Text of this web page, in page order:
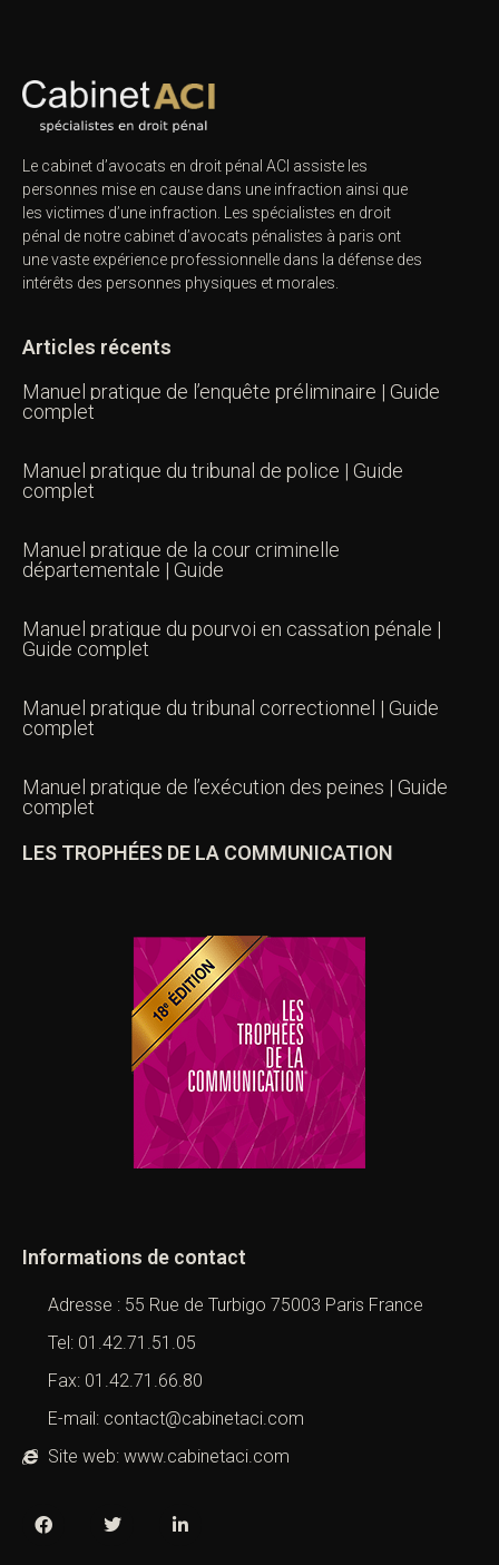
Le cabinet d’avocats en droit pénal ACI assiste les
personnes mise en cause dans une infraction ainsi que
les victimes d’une infraction. Les spécialistes en droit
pénal de notre cabinet d’avocats pénalistes à paris ont
une vaste expérience professionnelle dans la défense des
intérêts des personnes physiques et morales.
Articles récents
Manuel pratique de l’enquête préliminaire | Guide
complet
Manuel pratique du tribunal de police | Guide
complet
Manuel pratique de la cour criminelle
départementale | Guide
Manuel pratique du pourvoi en cassation pénale |
Guide complet
Manuel pratique du tribunal correctionnel | Guide
complet
Manuel pratique de l’exécution des peines | Guide
complet
LES TROPHÉES DE LA COMMUNICATION
Informations de contact
Adresse : 55 Rue de Turbigo 75003 Paris France
Tel: 01.42.71.51.05
Fax: 01.42.71.66.80
E-mail: contact@cabinetaci.com
Site web: www.cabinetaci.com